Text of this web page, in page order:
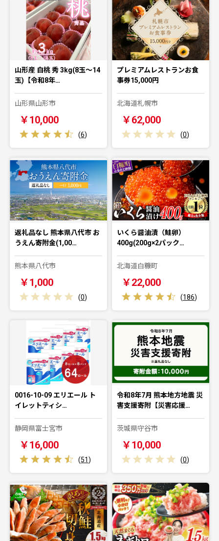
山形産 白桃 秀 3kg(8玉～14
玉)【令和8年…
山形県山形市
￥10,000
(6)
プレミアムレストランお食
事券15,000円
北海道札幌市
￥62,000
(0)
返礼品なし 熊本県八代市 お
うえん寄附金(1,00…
熊本県八代市
￥1,000
(0)
いくら醤油漬（鮭卵）
400g(200g×2パック…
北海道白糠町
￥22,000
(186)
0016-10-09 エリエール ト
イレットティシ…
静岡県富士宮市
￥16,000
(51)
令和8年7月 熊本地方地震 災
害支援寄附【災害応援…
茨城県守谷市
￥10,000
(0)